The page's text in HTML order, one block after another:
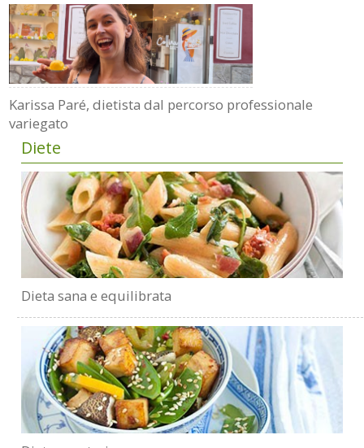
Karissa Paré, dietista dal percorso professionale
variegato
Diete
Dieta sana e equilibrata